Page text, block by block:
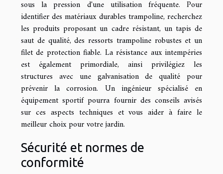
sous la pression d'une utilisation fréquente. Pour
identifier des matériaux durables trampoline, recherchez
les produits proposant un cadre résistant, un tapis de
saut de qualité, des ressorts trampoline robustes et un
filet de protection fiable. La résistance aux intempéries
est également primordiale, ainsi privilégiez les
structures avec une galvanisation de qualité pour
prévenir la corrosion. Un ingénieur spécialisé en
équipement sportif pourra fournir des conseils avisés
sur ces aspects techniques et vous aider à faire le
meilleur choix pour votre jardin.
Sécurité et normes de
conformité